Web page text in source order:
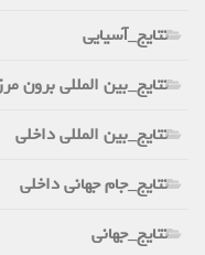
نتایج_آسیایی
نتایج_بین المللی برون مرزی
نتایج_بین المللی داخلی
نتایج_جام جهانی داخلی
نتایج_جهانی